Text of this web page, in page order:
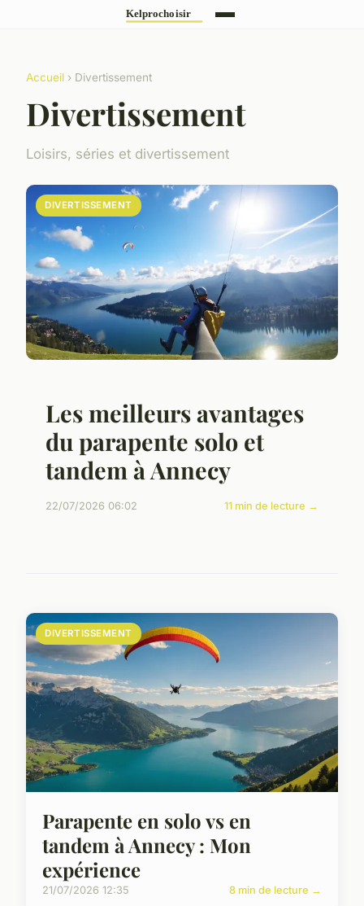
Accueil › Divertissement
Divertissement
Loisirs, séries et divertissement
DIVERTISSEMENT
Les meilleurs avantages
du parapente solo et
tandem à Annecy
22/07/2026 06:02 11 min de lecture →
DIVERTISSEMENT
Parapente en solo vs en
tandem à Annecy : Mon
expérience
21/07/2026 12:35 8 min de lecture →